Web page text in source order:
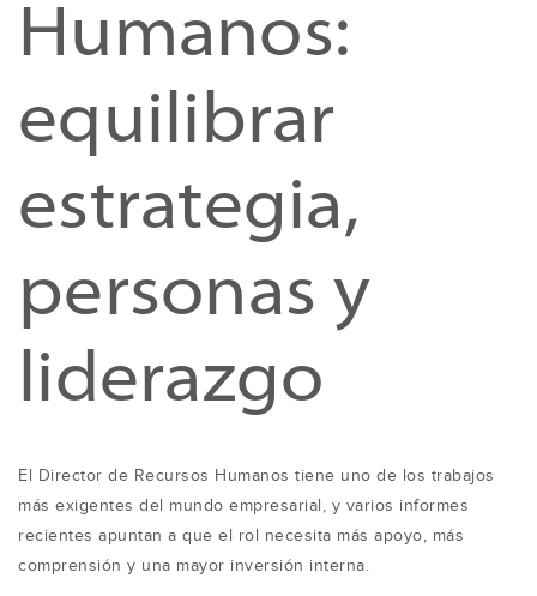
Humanos:
equilibrar
estrategia,
personas y
liderazgo
El Director de Recursos Humanos tiene uno de los trabajos
más exigentes del mundo empresarial, y varios informes
recientes apuntan a que el rol necesita más apoyo, más
comprensión y una mayor inversión interna.